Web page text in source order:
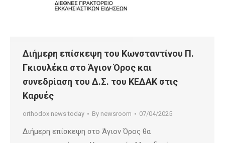
Διήμερη επίσκεψη του Κωνσταντίνου Π.
Γκιουλέκα στο Άγιον Όρος και
συνεδρίαση του Δ.Σ. του ΚΕΔΑΚ στις
Καρυές
orthodox news today By newsroom 07/04/2025
Διήμερη επίσκεψη στο Άγιον Όρος θα